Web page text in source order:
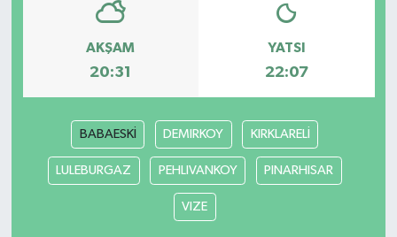
AKŞAM
20:31
YATSI
22:07
BABAESKİ DEMIRKOY KIRKLARELİ
LULEBURGAZ PEHLIVANKOY PINARHISAR
VIZE